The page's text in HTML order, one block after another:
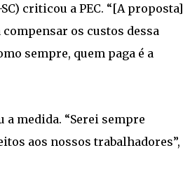
criticou a PEC. “[A proposta]
os custos dessa
sempre, quem paga é a
a medida. “Serei sempre
aos nossos trabalhadores”,